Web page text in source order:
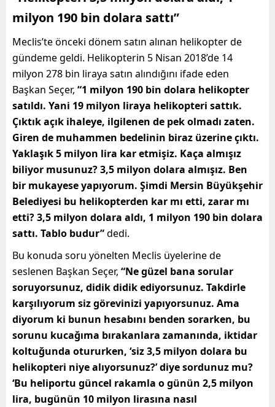
milyon 190 bin dolara sattı”
Meclis’te önceki dönem satın alınan helikopter de
gündeme geldi. Helikopterin 5 Nisan 2018’de 14
milyon 278 bin liraya satın alındığını ifade eden
Başkan Seçer, “1 milyon 190 bin dolara helikopter
satıldı. Yani 19 milyon liraya helikopteri sattık.
Çıktık açık ihaleye, ilgilenen de pek olmadı zaten.
Giren de muhammen bedelinin biraz üzerine çıktı.
Yaklaşık 5 milyon lira kar etmişiz. Kaça almışız
biliyor musunuz? 3,5 milyon dolara almışız. Ben
bir mukayese yapıyorum. Şimdi Mersin Büyükşehir
Belediyesi bu helikopterden kar mı etti, zarar mı
etti? 3,5 milyon dolara aldı, 1 milyon 190 bin dolara
sattı. Tablo budur”dedi.
Bu konuda soru yönelten Meclis üyelerine de
seslenen Başkan Seçer, “Ne güzel bana sorular
soruyorsunuz, didik didik ediyorsunuz. Takdirle
karşılıyorum siz görevinizi yapıyorsunuz. Ama
diyorum ki bunun hesabını benden sorarken, bu
sorunu kucağıma bırakanlara zamanında, iktidar
koltuğunda otururken, ‘siz 3,5 milyon dolara bu
helikopteri niye alıyorsunuz?’ diye sordunuz mu?
‘Bu heliportu güncel rakamla o günün 2,5 milyon
lira, bugünün 10 milyon lirasına nasıl